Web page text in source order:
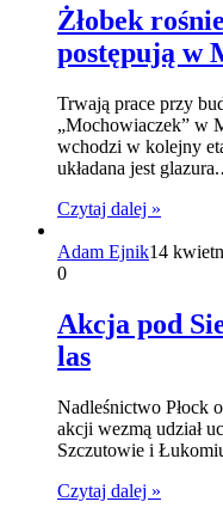
Żłobek
postępują w
Trwają prace przy
„Mochowiaczek” w
wchodzi w kolejny
układana jest
Czytaj dalej »
Adam Ejnik14
0
Akcja pod
las
Nadleśnictwo Płock
akcji wezmą udział
Szczutowie i
Czytaj dalej »